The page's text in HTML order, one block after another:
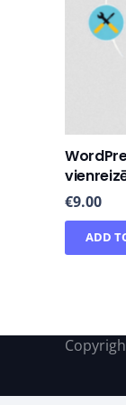
€9.00
ADD